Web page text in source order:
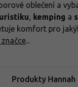
oblečení a
, kemping a
komfort pro
...
Produkty Hannah